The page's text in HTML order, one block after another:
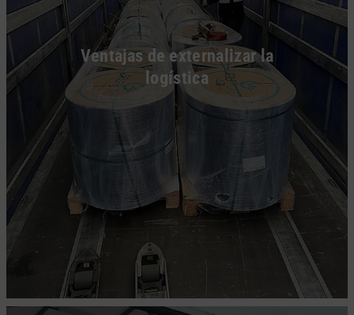
Ventajas de externalizar la
logística